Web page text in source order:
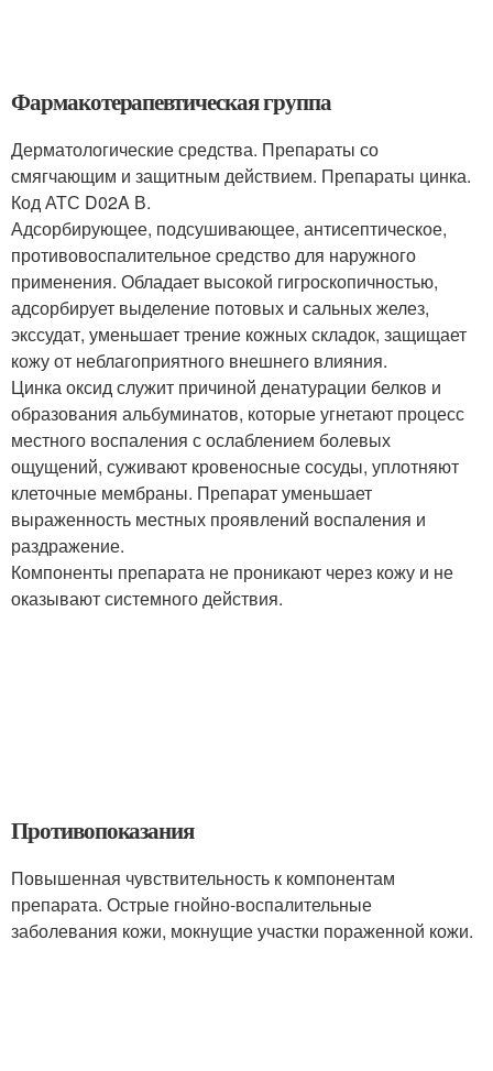
Фармакотерапевтическая группа
Дерматологические средства. Препараты со
смягчающим и защитным действием. Препараты цинка.
Код АТС D02A В.
Адсорбирующее, подсушивающее, антисептическое,
противовоспалительное средство для наружного
применения. Обладает высокой гигроскопичностью,
адсорбирует выделение потовых и сальных желез,
экссудат, уменьшает трение кожных складок, защищает
кожу от неблагоприятного внешнего влияния.
Цинка оксид служит причиной денатурации белков и
образования альбуминатов, которые угнетают процесс
местного воспаления с ослаблением болевых
ощущений, суживают кровеносные сосуды, уплотняют
клеточные мембраны. Препарат уменьшает
выраженность местных проявлений воспаления и
раздражение.
Компоненты препарата не проникают через кожу и не
оказывают системного действия.
Противопоказания
Повышенная чувствительность к компонентам
препарата. Острые гнойно-воспалительные
заболевания кожи, мокнущие участки пораженной кожи.